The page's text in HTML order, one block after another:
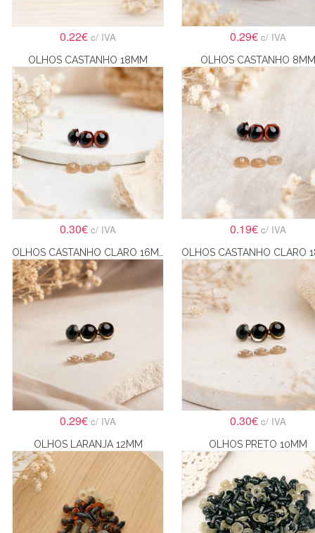
0.22€c/ IVA 0.29€ c/ IVA
OLHOS CASTANHO 18MM
0.30€c/ IVA
OLHOS CASTANHO 8MM
0.19€ c/ IVA
0.29€c/ IVA 0.30€ c/ IVA
OLHOS LARANJA 12MM OLHOS PRETO 10MM